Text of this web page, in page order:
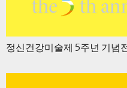
정신건강미술제 5주년 기념